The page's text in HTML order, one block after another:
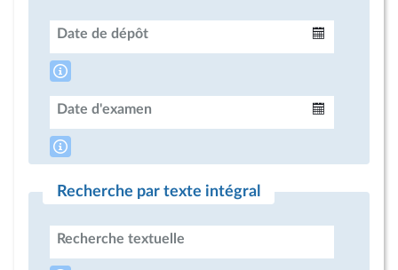
Date de dépôt
Date d'examen
Recherche par texte intégral
Recherche textuelle